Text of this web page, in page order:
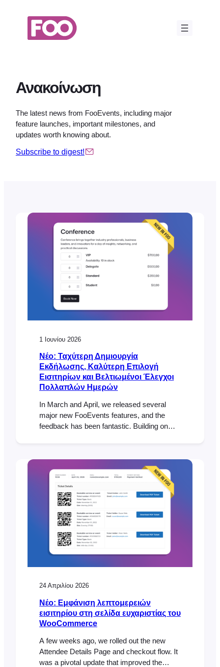
περιεχόμενο
Ανακοίνωση
The latest news from FooEvents, including major
feature launches, important milestones, and
updates worth knowing about.
Subscribe to digest!
1 Ιουνίου 2026
Νέο: Ταχύτερη Δημιουργία
Εκδήλωσης, Καλύτερη Επιλογή
Εισιτηρίων και Βελτιωμένοι Έλεγχοι
Πολλαπλών Ημερών
In March and April, we released several
major new FooEvents features, and the
feedback has been fantastic. Building on
FooEvents customers have been asking for.
New Table Variation Layout Option We’ve
added a new table variation display option
that shows WooCommerce variations in…
24 Απριλίου 2026
Νέο: Εμφάνιση λεπτομερειών
εισιτηρίου στη σελίδα ευχαριστίας του
WooCommerce
A few weeks ago, we rolled out the new
Attendee Details Page and checkout flow. It
was a pivotal update that improved the